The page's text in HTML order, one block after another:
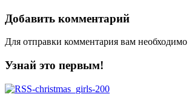
Добавить комментарий
Для отправки комментария вам необходимо
Узнай это первым!